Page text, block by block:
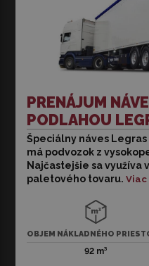
PRENÁJUM
PODLAHOU
Špeciálny náves Legras
má podvozok z
Najčastejšie sa využíva
paletového tovaru. Viac
OBJEM NÁKLADNÉHO
92 m³
Špeciálny náves Legras
podvozok z
využíva v preprave
párov upínacích krúžkov
nákladu. Spoľahlivý a
Ilustračná fotografia.
farbou, rokom výroby a